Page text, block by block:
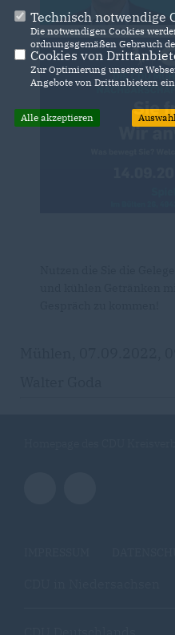
Technisch notwendige
Die notwendigen Cookies
ordnungsgemäßen Gebrauch
Cookies von
Zur Optimierung unserer
Angebote von Drittanbietern
Alle akzeptieren